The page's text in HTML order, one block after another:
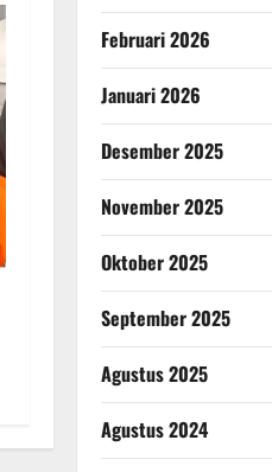
Februari 2026
Januari 2026
Desember 2025
November 2025
Oktober 2025
September 2025
Agustus 2025
Agustus 2024